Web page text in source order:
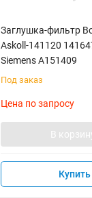
Заглушка-фильтр
Askoll-141120
Siemens A151409
Под заказ
Цена по запросу
В